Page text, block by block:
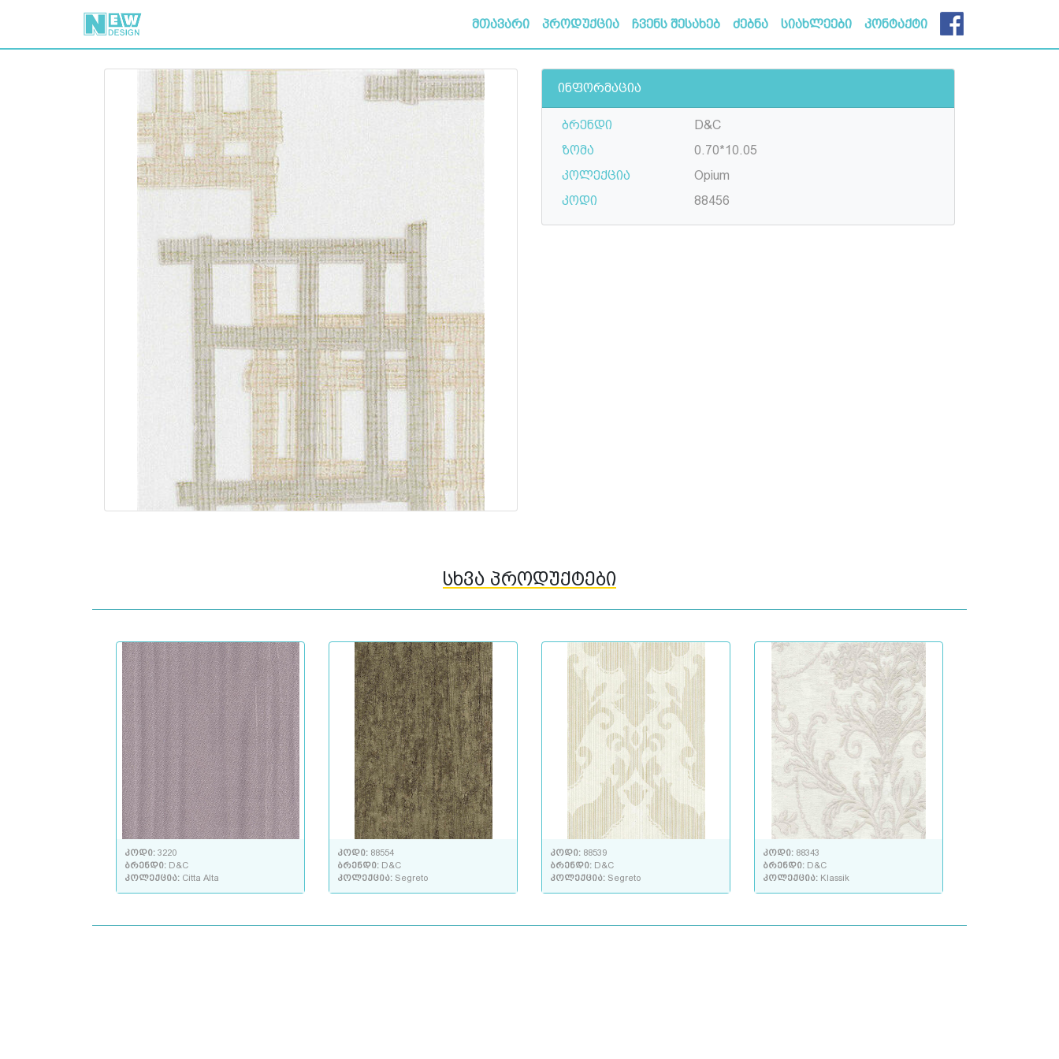
მთავარი პროდუქცია ჩვენს შესახებ ძებნა სიახლეები კონტაქტი
ინფორმაცია
ბრენდი
D&C
ზომა
0.70*10.05
კოლექცია
Opium
კოდი
88456
სხვა პროდუქტები
კოდი: 3220
ბრენდი: D&C
კოლექცია: Citta Alta
კოდი: 88554
ბრენდი: D&C
კოლექცია: Segreto
კოდი: 88539
ბრენდი: D&C
კოლექცია: Segreto
კოდი: 88343
ბრენდი: D&C
კოლექცია: Klassik